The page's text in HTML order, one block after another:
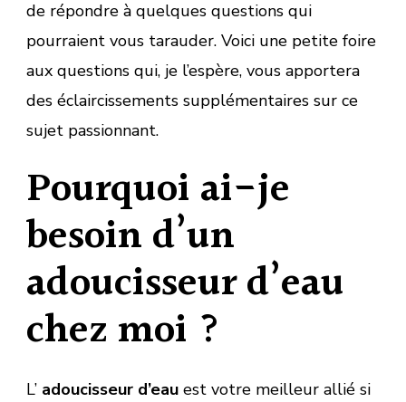
de répondre à quelques questions qui
pourraient vous tarauder. Voici une petite foire
aux questions qui, je l’espère, vous apportera
des éclaircissements supplémentaires sur ce
sujet passionnant.
Pourquoi ai-je
besoin d’un
adoucisseur d’eau
chez moi ?
L’ adoucisseur d’eau est votre meilleur allié si